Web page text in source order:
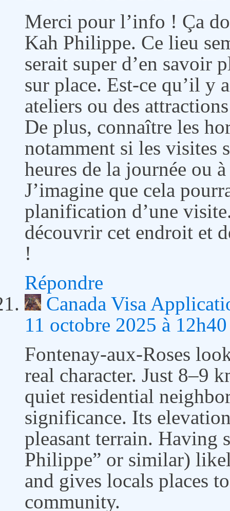
Merci pour l’info ! Ça
Kah Philippe. Ce lieu
serait super d’en savoir
sur place. Est-ce qu’il y
ateliers ou des
De plus, connaître les
notamment si les visites
heures de la journée ou
J’imagine que cela
planification d’une
découvrir cet endroit et
!
Répondre
Canada Visa
11 octobre 2025 à 12h40
Fontenay-aux-Roses
real character. Just 8–9
quiet residential
significance. Its
pleasant terrain. Having
Philippe” or similar)
and gives locals places
community.